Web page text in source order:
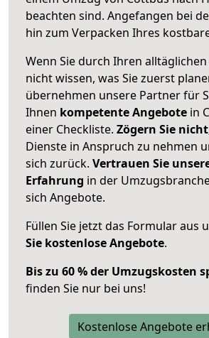
beachten sind. Angefangen bei
hin zum Verpacken Ihres
Wenn Sie durch Ihren
nicht wissen, was Sie zuerst
übernehmen unsere Partner für
Ihnen kompetente Angebote in
einer Checkliste. Zögern Sie nicht
Dienste in Anspruch zu nehmen
sich zurück. Vertrauen Sie
Erfahrung in der
sich Angebote.
Füllen Sie jetzt das Formular aus
Sie kostenlose Angebote.
Bis zu 60 % der Umzugskosten
finden Sie nur bei uns!
Kostenlose Angebote